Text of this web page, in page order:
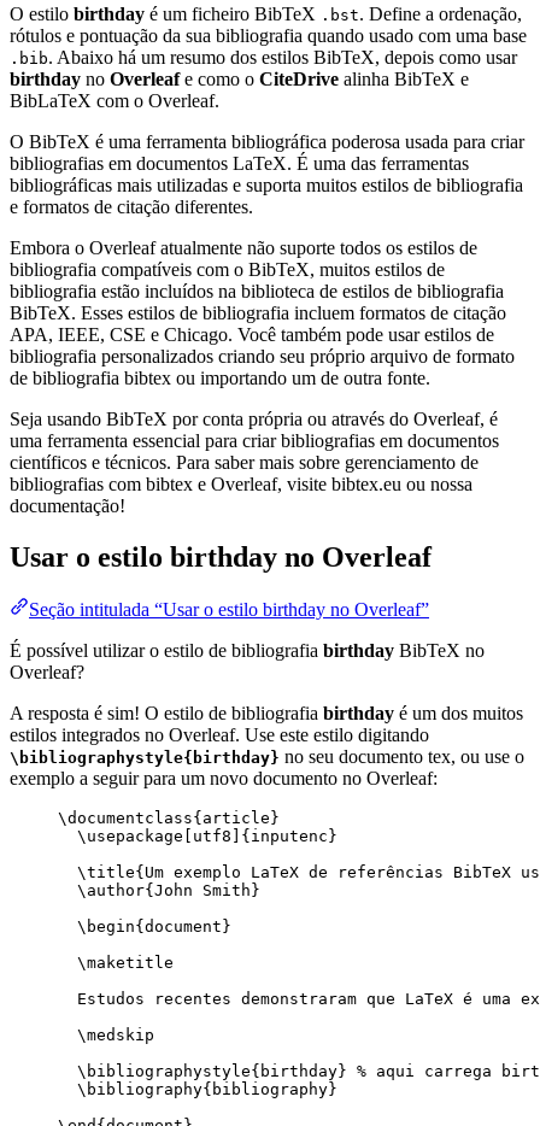
O estilo birthday é um ficheiro BibTeX .bst. Define a ordenação,
rótulos e pontuação da sua bibliografia quando usado com uma base
.bib. Abaixo há um resumo dos estilos BibTeX, depois como usar
birthday no Overleafe como o CiteDrive alinha BibTeX e
BibLaTeX com o Overleaf.
O BibTeX é uma ferramenta bibliográfica poderosa usada para criar
bibliografias em documentos LaTeX. É uma das ferramentas
bibliográficas mais utilizadas e suporta muitos estilos de bibliografia
e formatos de citação diferentes.
Embora o Overleaf atualmente não suporte todos os estilos de
bibliografia compatíveis com o BibTeX, muitos estilos de
bibliografia estão incluídos na biblioteca de estilos de bibliografia
BibTeX. Esses estilos de bibliografia incluem formatos de citação
APA, IEEE, CSE e Chicago. Você também pode usar estilos de
bibliografia personalizados criando seu próprio arquivo de formato
de bibliografia bibtex ou importando um de outra fonte.
Seja usando BibTeX por conta própria ou através do Overleaf, é
uma ferramenta essencial para criar bibliografias em documentos
científicos e técnicos. Para saber mais sobre gerenciamento de
bibliografias com bibtex e Overleaf, visite bibtex.eu ou nossa
documentação!
Usar o estilo birthday no Overleaf
Seção intitulada “Usar o estilo birthday no Overleaf”
É possível utilizar o estilo de bibliografia birthday BibTeX no
Overleaf?
A resposta é sim! O estilo de bibliografia birthday é um dos muitos
estilos integrados no Overleaf. Use este estilo digitando
\bibliographystyle{birthday} no seu documento tex, ou use o
exemplo a seguir para um novo documento no Overleaf:
\documentclass{ article }
\usepackage
utf8 ]{ inputenc }
\title{Um exemplo LaTeX de referências
\author{John Smith}
\begin{ document }
\maketitle
Estudos recentes demonstraram que LaTeX é
\medskip
\bibliographystyle{birthday} % aqui carrega
\bibliography{bibliography}